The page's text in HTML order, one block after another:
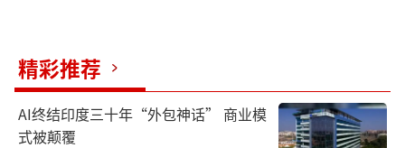
精彩推荐
AI终结印度三十年“外包神话” 商业模
式被颠覆